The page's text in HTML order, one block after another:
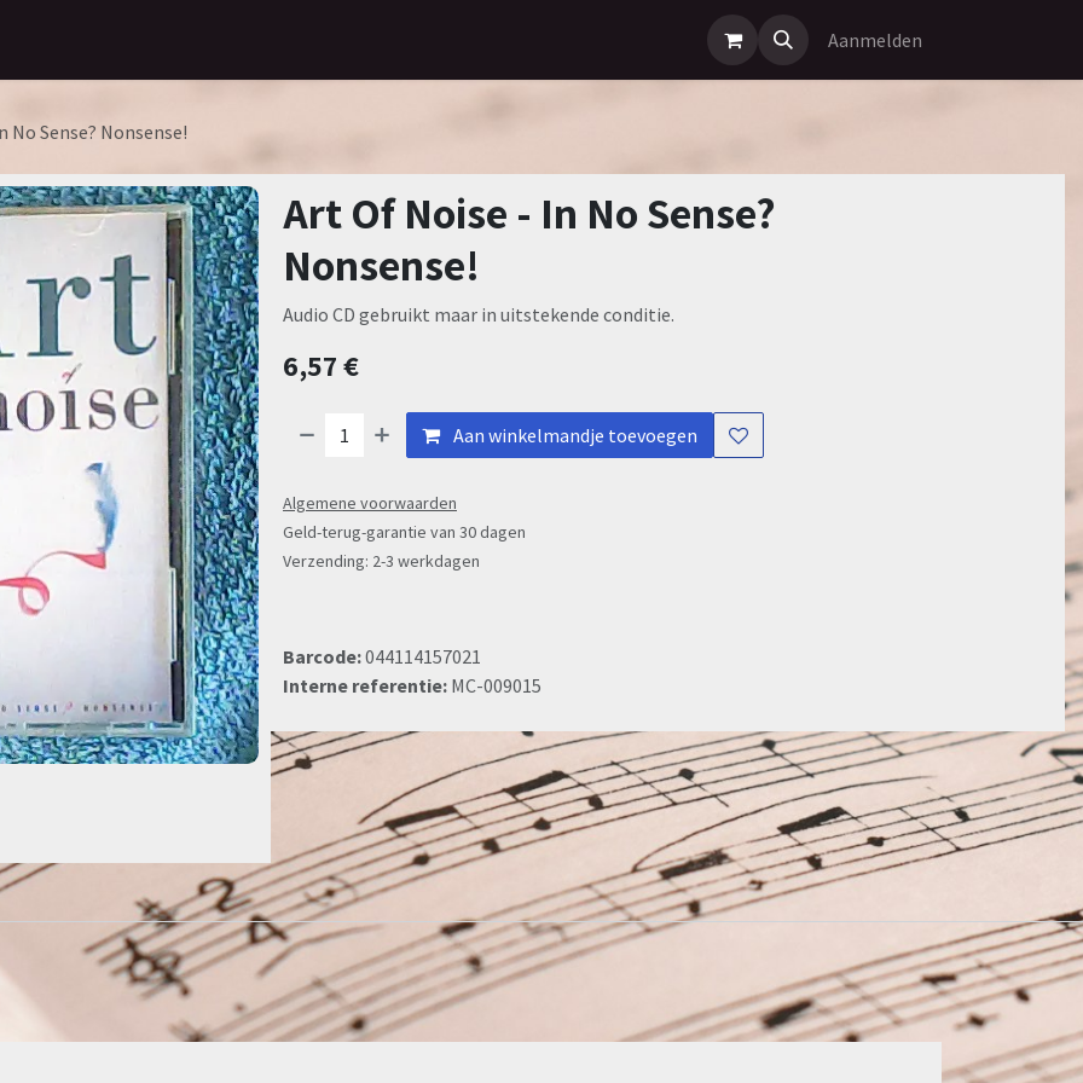
Aanmelden
No Sense? Nonsense!
Art Of Noise - In No Sense?
Nonsense!
Audio CD gebruikt maar in uitstekende conditie.
6,57€
Aan winkelmandje toevoegen
Algemene voorwaarden
Geld-terug-garantie van 30 dagen
Verzending: 2-3 werkdagen
Barcode:044114157021
Interne referentie: MC-009015